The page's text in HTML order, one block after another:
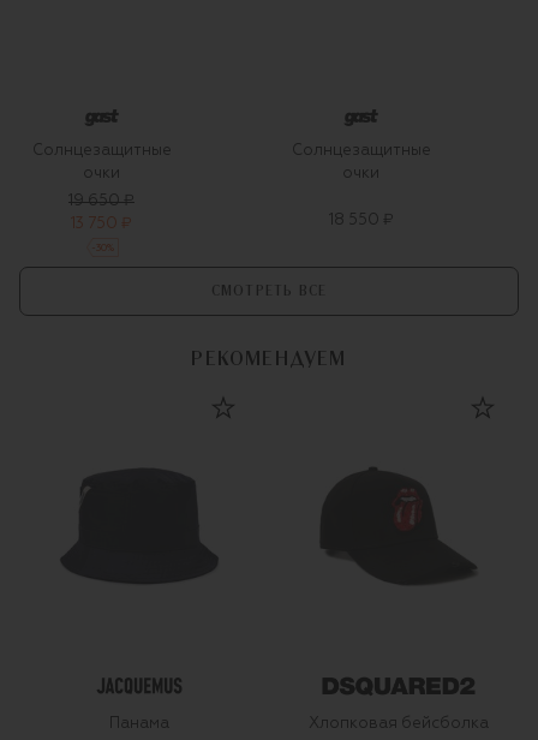
Солнцезащитные
очки
19 650 ₽
13 750 ₽
%
Солнцезащитные
очки
18 550 ₽
СМОТРЕТЬ ВСЕ
РЕКОМЕНДУЕМ
Панама
Хлопковая бейсболка